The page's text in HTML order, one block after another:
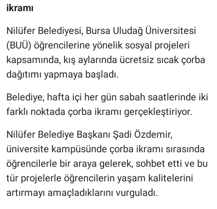
ikramı
Nilüfer Belediyesi, Bursa Uludağ Üniversitesi
(BUÜ) öğrencilerine yönelik sosyal projeleri
kapsamında, kış aylarında ücretsiz sıcak çorba
dağıtımı yapmaya başladı.
Belediye, hafta içi her gün sabah saatlerinde iki
farklı noktada çorba ikramı gerçekleştiriyor.
Nilüfer Belediye Başkanı Şadi Özdemir,
üniversite kampüsünde çorba ikramı sırasında
öğrencilerle bir araya gelerek, sohbet etti ve bu
tür projelerle öğrencilerin yaşam kalitelerini
artırmayı amaçladıklarını vurguladı.
Yaşam
Nöbetçi Eczaneler